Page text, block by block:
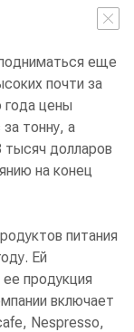
еще
почти за
года цены
тонну, а
тысяч долларов
на конец
питания
Ей
продукция
включает
Nespresso,